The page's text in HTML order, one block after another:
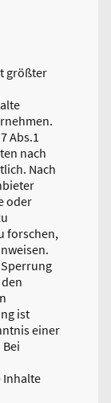
größter
Abs.1
nach
Nach
oder
forschen,
ist
einer
Inhalte